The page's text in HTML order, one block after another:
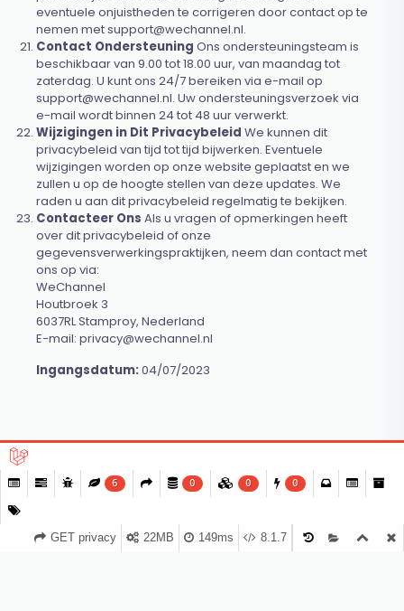
eventuele onjuistheden te corrigeren door contact op te
nemen metsupport@wechannel.nl.
Contact Ondersteuning Ons ondersteuningsteam is
beschikbaar van 9.00 tot 18.00 uur, van maandag tot
zaterdag. U kunt ons 24/7 bereiken via e-mail op
support@wechannel.nl. Uw ondersteuningsverzoek via
e-mail wordt binnen 24 tot 48 uur verwerkt.
Wijzigingen in Dit Privacybeleid We kunnen dit
privacybeleid van tijd tot tijd bijwerken. Eventuele
wijzigingen worden op onze website geplaatst en we
zullen u op de hoogte stellen van deze updates. We
raden u aan dit privacybeleid regelmatig te bekijken.
Contacteer Ons Als u vragen of opmerkingen heeft
over dit privacybeleid of onze
gegevensverwerkingspraktijken, neem dan contact met
ons op via:
WeChannel
Houtbroek 3
6037RL Stamproy, Nederland
E-mail: privacy@wechannel.nl
Ingangsdatum:04/07/2023
6 0 0 0
8.1.7
149ms
22MB
GET privacy